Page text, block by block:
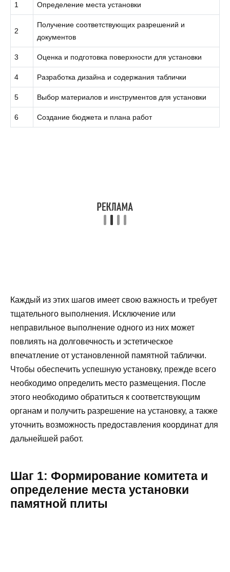
1 Определение места установки
2
Получение соответствующих разрешений и
документов
3 Оценка и подготовка поверхности для установки
4 Разработка дизайна и содержания таблички
5 Выбор материалов и инструментов для установки
6 Создание бюджета и плана работ
Каждый из этих шагов имеет свою важность и требует
тщательного выполнения. Исключение или
неправильное выполнение одного из них может
повлиять на долговечность и эстетическое
впечатление от установленной памятной таблички.
Чтобы обеспечить успешную установку, прежде всего
необходимо определить место размещения. После
этого необходимо обратиться к соответствующим
органам и получить разрешение на установку, а также
уточнить возможность предоставления координат для
дальнейшей работ.
Шаг 1: Формирование комитета и
определение места установки
памятной плиты